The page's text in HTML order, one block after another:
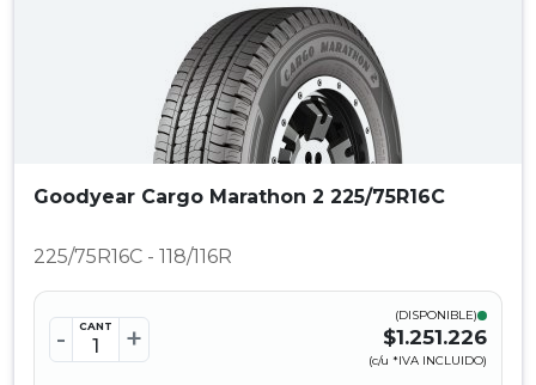
Goodyear Cargo Marathon 2 225/75R16C
225/75R16C - 118/116R
- CANT +
(DISPONIBLE)
$1.251.226
(c/u *IVA INCLUIDO)